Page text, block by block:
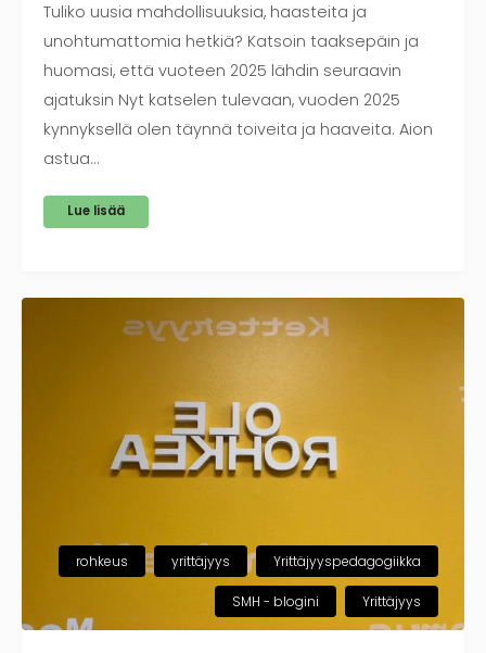
Tuliko uusia mahdollisuuksia, haasteita ja
unohtumattomia hetkiä? Katsoin taaksepäin ja
huomasi, että vuoteen 2025 lähdin seuraavin
ajatuksin Nyt katselen tulevaan, vuoden 2025
kynnyksellä olen täynnä toiveita ja haaveita. Aion
astua…
Lue lisää
rohkeus yrittäjyys Yrittäjyyspedagogiikka
SMH - blogini Yrittäjyys